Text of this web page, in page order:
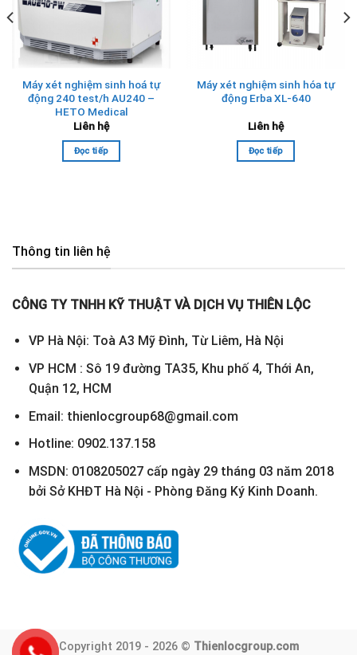
Máy xét nghiệm sinh hoá tự
động 240 test/h AU240 –
HETO Medical
Liên hệ
Đọc tiếp
Máy xét nghiệm sinh hóa tự
động Erba XL-640
Liên hệ
Đọc tiếp
Thông tin liên hệ
CÔNG TY TNHH KỸ THUẬT VÀ DỊCH VỤ THIÊN LỘC
VP Hà Nội: Toà A3 Mỹ Đình, Từ Liêm, Hà Nội
VP HCM : Sô 19 đường TA35, Khu phố 4, Thới An,
Quận 12, HCM
Email: thienlocgroup68@gmail.com
Hotline: 0902.137.158
MSDN: 0108205027 cấp ngày 29 tháng 03 năm 2018
bởi Sở KHĐT Hà Nội - Phòng Đăng Ký Kinh Doanh.
Copyright 2019 - 2026 © Thienlocgroup.com